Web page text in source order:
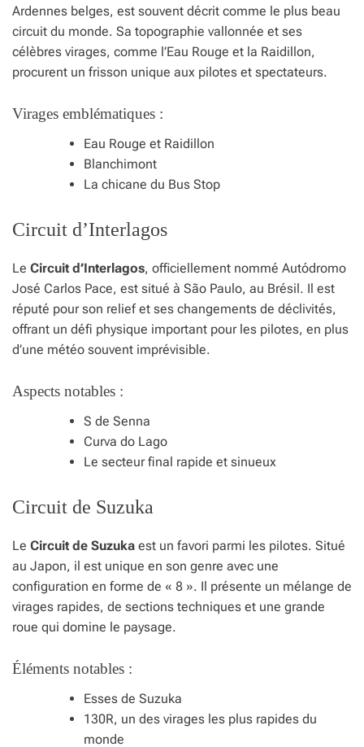
Ardennes belges, est souvent décrit comme le plus beau
circuit du monde. Sa topographie vallonnée et ses
célèbres virages, comme l’Eau Rouge et la Raidillon,
procurent un frisson unique aux pilotes et spectateurs.
Virages emblématiques :
Eau Rouge et Raidillon
Blanchimont
La chicane du Bus Stop
Circuit d’Interlagos
Le Circuit d’Interlagos, officiellement nommé Autódromo
José Carlos Pace, est situé à São Paulo, au Brésil. Il est
réputé pour son relief et ses changements de déclivités,
offrant un défi physique important pour les pilotes, en plus
d’une météo souvent imprévisible.
Aspects notables :
S de Senna
Curva do Lago
Le secteur final rapide et sinueux
Circuit de Suzuka
Le Circuit de Suzuka est un favori parmi les pilotes. Situé
au Japon, il est unique en son genre avec une
configuration en forme de « 8 ». Il présente un mélange de
virages rapides, de sections techniques et une grande
roue qui domine le paysage.
Éléments notables :
Esses de Suzuka
130R, un des virages les plus rapides du
monde